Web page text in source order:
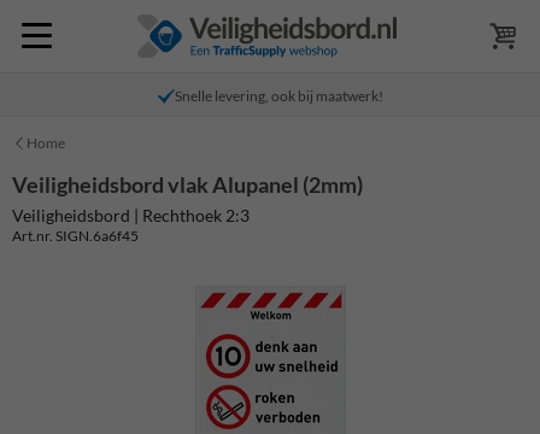
Snelle levering, ook bij maatwerk!
Home
Veiligheidsbord vlak Alupanel (2mm)
Veiligheidsbord | Rechthoek 2:3
Art.nr. SIGN.6a6f45